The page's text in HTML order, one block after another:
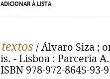
ADICIONAR À LISTA
/ Álvaro Siza ;
- Lisboa : Parceria
978-972-8645-93-9